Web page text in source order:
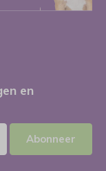
en
Abonneer